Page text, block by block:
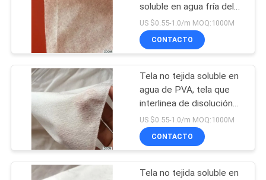
soluble en agua fría del
papel del agua de PVA
US $0.55-1.0/m MOQ:1000M
CONTACTO
Tela no tejida soluble en
agua de PVA, tela que
interlinea de disolución
del papel del agua
US $0.55-1.0/m MOQ:1000M
CONTACTO
Tela no tejida soluble en